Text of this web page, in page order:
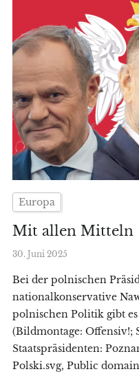
Europa
Mit allen Mitteln
30. Juni 2025
Bei der polnischen
nationalkonservative
polnischen Politik gibt
(Bildmontage: Offensiv!;
Staatspräsidenten:
Polski.svg, Public